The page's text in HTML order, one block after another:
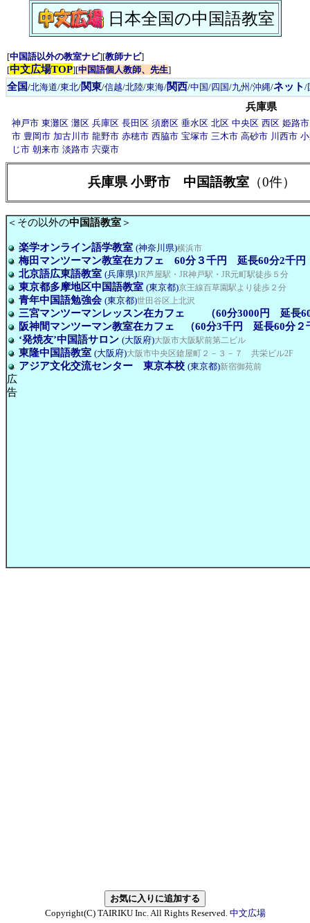
日本全国の中国語教室
[中国語以外の教室ナビ][教師ナビ]
[中文広場TOP][中国語個人教師、先生]
全国/北海道/東北/関東/信越/北陸/東海/関西/中国/四国/九州/沖縄/ネット /
兵庫県
神戸市 東灘区 灘区 兵庫区 長田区 須磨区 垂水区 北区 中央区 西区 姫路市
市 豊岡市 加古川市 龍野市 赤穂市 西脇市 宝塚市 三木市 高砂市 川西市
じ市 朝来市 淡路市 宍粟市
兵庫県 小野市 中国語教室（0件）
＜その以外の中国語教室＞
楽学オンライン語学教室 (神奈川県)横浜市
梅田マンツーマン教室在カフェ 60分３千円 延長60分2千
北京語広東語教室 (兵庫県)JR芦屋駅・JR神戸駅・JR元町駅徒歩５分
東京都多摩地区中国語教室 (東京都)京王線百草園駅より徒歩２分
青年中国語勉強会 (東京都)世田谷区上北沢
三宮マンツーマンレッスン在カフェ （60分3000円 延長
阪神間マンツーマン教室在カフェ （60分3千円 延長60分２
‘発焼友’中国語サロン (大阪府)大阪市大阪駅前第二ビル
東隆中国語教室 (大阪府)大阪市中央区鎗屋町２－３－７ 共栄ビル2F
アジア文化交流センター 東京本校 (東京都)新宿御苑前
広
告
Copyright(C) TAIRIKU Inc. All Rights Reserved. 中文広場